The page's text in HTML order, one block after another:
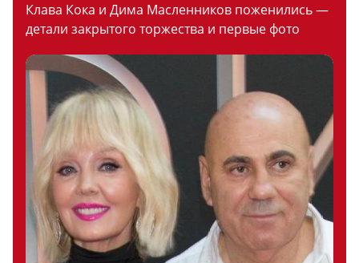
Клава Кока и Дима Масленников поженились —
детали закрытого торжества и первые фото